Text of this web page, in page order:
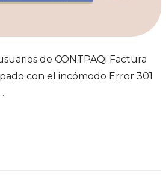
de CONTPAQi Factura
con el incómodo Error 301